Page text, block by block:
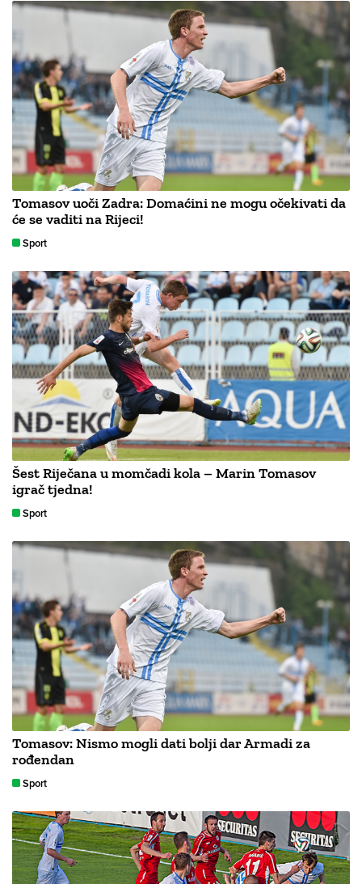
Tomasov uoči Zadra: Domaćini ne mogu očekivati da
će se vaditi na Rijeci!
Sport
Šest Riječana u momčadi kola – Marin Tomasov
igrač tjedna!
Sport
Tomasov: Nismo mogli dati bolji dar Armadi za
rođendan
Sport